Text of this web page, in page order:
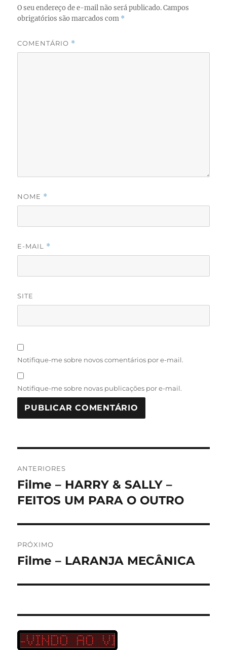
k
O seu endereço de e-mail não será publicado. Campos
obrigatórios são marcados com *
COMENTÁRIO *
NOME *
E-MAIL *
SITE
Notifique-me sobre novos comentários por e-mail.
Notifique-me sobre novas publicações por e-mail.
de
Post
ANTERIORES
Post
anterior:
Filme – HARRY & SALLY –
FEITOS UM PARA O OUTRO
PRÓXIMO
Próximo
Filme – LARANJA MECÂNICA